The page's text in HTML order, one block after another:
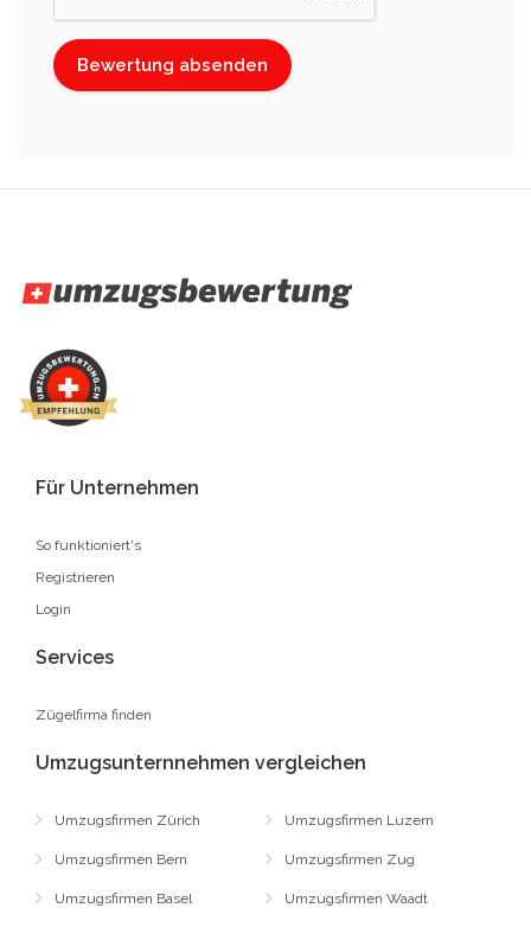
Für Unternehmen
So funktioniert's
Registrieren
Login
Services
Zügelfirma finden
Umzugsunternnehmen vergleichen
Umzugsfirmen Zürich
Umzugsfirmen Bern
Umzugsfirmen Basel
Umzugsfirmen Luzern
Umzugsfirmen Zug
Umzugsfirmen Waadt